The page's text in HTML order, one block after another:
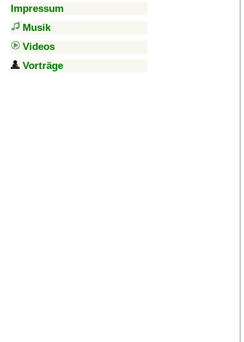
Impressum
Musik
Videos
Vorträge